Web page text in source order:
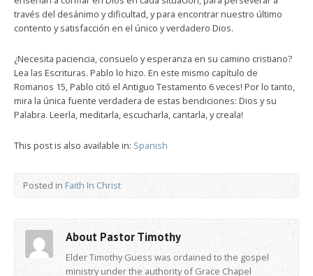
través del desánimo y dificultad, y para encontrar nuestro último
contento y satisfacción en el único y verdadero Dios.
¿Necesita paciencia, consuelo y esperanza en su camino cristiano?
Lea las Escrituras. Pablo lo hizo. En este mismo capítulo de
Romanos 15, Pablo citó el Antiguo Testamento 6 veces! Por lo tanto,
mira la única fuente verdadera de estas bendiciones: Dios y su
Palabra. Leerla, meditarla, escucharla, cantarla, y creala!
This post is also available in: Spanish
Posted in Faith In Christ
About Pastor Timothy
Elder Timothy Guess was ordained to the gospel
ministry under the authority of Grace Chapel